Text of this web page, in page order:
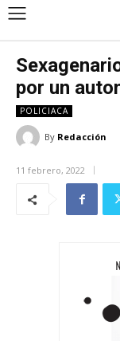
por un
POLICIACA
By Redacción
11 febrero, 2022